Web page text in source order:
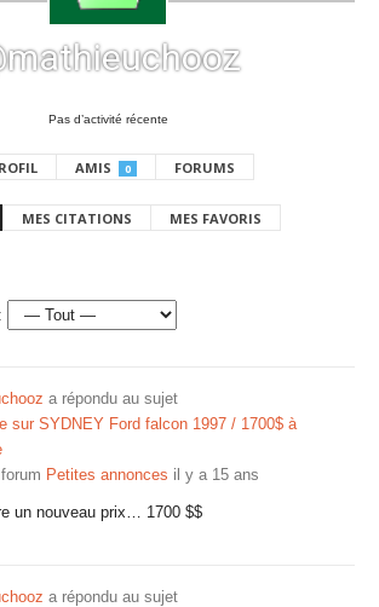
Pas d’activité récente
AMIS 0 FORUMS
MES CITATIONS MES FAVORIS
a répondu au sujet
sur SYDNEY Ford falcon 1997 / 1700$ à
Petites annonces il y a 15 ans
un nouveau prix… 1700 $$
a répondu au sujet